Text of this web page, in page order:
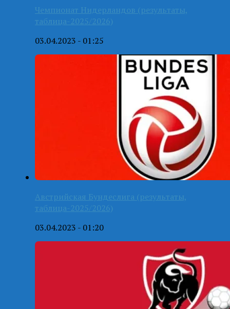
Чемпионат Нидерландов (результаты,
таблица-2025/2026)
03.04.2023 - 01:25
Австрийская Бундеслига (результаты,
таблица-2025/2026)
03.04.2023 - 01:20